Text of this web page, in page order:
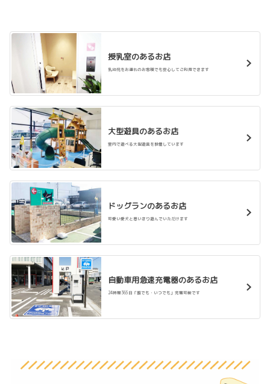
詳しくはこちら
2025-11-12
はびきの防災クエスト2025
2025年11月8日(土)『はびきの防災クエスト20
25』に参加し、デモ実演（ミライ）及び給電方
法等の説明、災害時に役立つ「防災ブック」の
配布を行いました。
》トヨタ南海グループのSDGs活動はこちら
詳しくはこちら
2025-11-07
企業版ふるさと納税和泉市に寄付
2025年11月トヨタカローラ南海、ネッツトヨタ
南海は和泉市に企業版ふるさと納税による寄附
を行いました。
》トヨタ南海グループのSDGs活動はこちら
詳しくはこちら
授乳室のあるお店
乳幼児をお連れのお客様でも安心してご利用できます
大型遊具のあるお店
室内で遊べる大型遊具を設置しています
ドッグランのあるお店
可愛い愛犬と思いきり遊んでいただけます
自動車用急速充電器のあるお店
24時間365日「誰でも・いつでも」充電可能です